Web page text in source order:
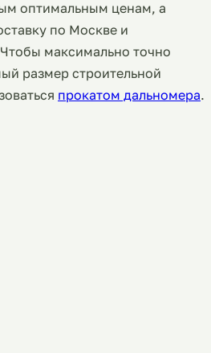
оптимальным ценам, а
по Москве и
максимально точно
размер строительной
прокатом дальномера.